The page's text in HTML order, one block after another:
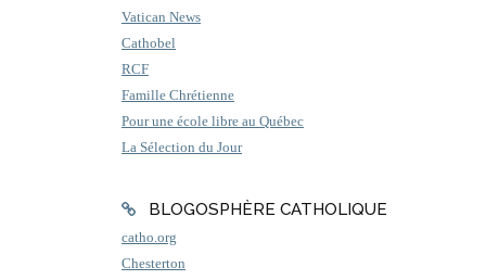
Vatican News
Cathobel
RCF
Famille Chrétienne
Pour une école libre au Québec
La Sélection du Jour
BLOGOSPHÈRE CATHOLIQUE
catho.org
Chesterton